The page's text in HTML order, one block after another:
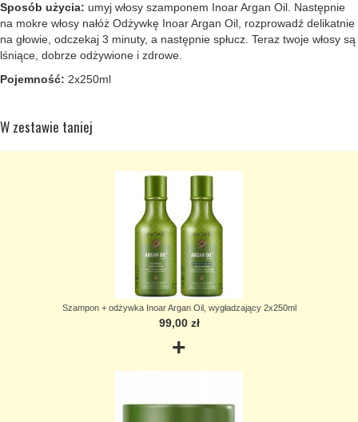
Sposób użycia: umyj włosy szamponem Inoar Argan Oil. Następnie
na mokre włosy nałóż Odżywkę Inoar Argan Oil, rozprowadź delikatnie
na głowie, odczekaj 3 minuty, a następnie spłucz. Teraz twoje włosy są
lśniące, dobrze odżywione i zdrowe.
Pojemność: 2x250ml
W zestawie taniej
+
Szampon + odżywka Inoar Argan Oil, wygładzający 2x250ml
99,00 zł